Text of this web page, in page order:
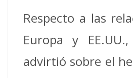
Respecto a las
Europa y
advirtió sobre el